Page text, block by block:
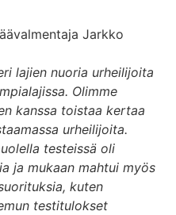
Jarkko
lajien nuoria urheilijoita
Olimme
kanssa toistaa kertaa
urheilijoita.
testeissä oli
ja mukaan mahtui myös
kuten
testitulokset